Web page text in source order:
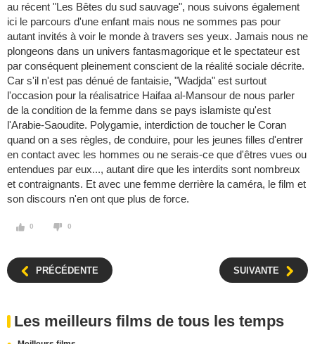
au récent "Les Bêtes du sud sauvage", nous suivons également
ici le parcours d'une enfant mais nous ne sommes pas pour
autant invités à voir le monde à travers ses yeux. Jamais nous ne
plongeons dans un univers fantasmagorique et le spectateur est
par conséquent pleinement conscient de la réalité sociale décrite.
Car s'il n'est pas dénué de fantaisie, "Wadjda" est surtout
l'occasion pour la réalisatrice Haifaa al-Mansour de nous parler
de la condition de la femme dans se pays islamiste qu'est
l'Arabie-Saoudite. Polygamie, interdiction de toucher le Coran
quand on a ses règles, de conduire, pour les jeunes filles d'entrer
en contact avec les hommes ou ne serais-ce que d'êtres vues ou
entendues par eux..., autant dire que les interdits sont nombreux
et contraignants. Et avec une femme derrière la caméra, le film et
son discours n'en ont que plus de force.
0 0
PRÉCÉDENTE SUIVANTE
Les meilleurs films de tous les temps